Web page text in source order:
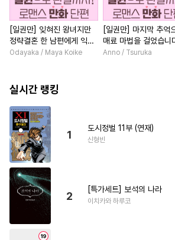
[일권만] 잊혀진 왕녀지만
정략결혼 한 남편에게 익애
받고 있습니다 [단행본]
Odayaka / Maya Koike
[일권만] 마지막 추억
매료 마법을 걸었습니
행본]
Anno / Tsuruka
실시간 랭킹
1
도시정벌 11부 (연재)
신형빈
2
[특가세트] 보석의 나라
이치카와 하루코